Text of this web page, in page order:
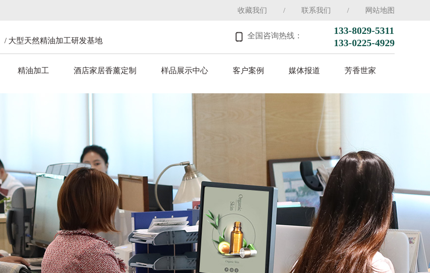
收藏我们 / 联系我们 / 网站地图
/ 大型天然精油加工研发基地
全国咨询热线：
133-8029-5311
133-0225-4929
精油加工 酒店家居香薰定制 样品展示中心 客户案例 媒体报道 芳香世家